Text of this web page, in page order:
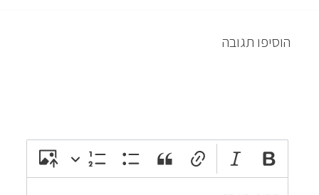
הוסיפו תגובה
attach_file
photo_camera